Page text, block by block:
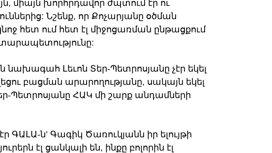
միայն խորհրդավոր ժպտում էր ու
Նշենք, որ Քոչարյանը օծման
հետ ում հետ էլ միջոցառման ընթացքում
նախագահ Լեւոն Տեր-Պետրոսյանը չէր եկել
բացման արարողությանը, սակայն եկել
Պետրոսյանը ՀԱԿ մի շարք անդամների
ԳԱԼԱ-ն’ Գագիկ Ծառուկյանն իր ելույթի
էլ ցանկալի են, ինքը բոլորին էլ